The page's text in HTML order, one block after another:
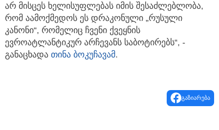
არ მისცეს ხელისუფლებას იმის შესაძლებლობა,
რომ აამოქმედოს ეს დრაკონული „რუსული
კანონი“, რომელიც ჩვენი ქვეყნის
ევროატლანტიკურ არჩევანს საბოტირებს“, -
განაცხადა თინა ბოკუჩავამ.
გაზიარება